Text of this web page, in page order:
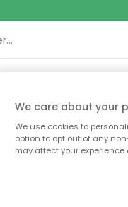
INDRETNINGTEKSTIL &
Vi fandt
We care about your
We use cookies to
option to opt out of any
may affect your experience